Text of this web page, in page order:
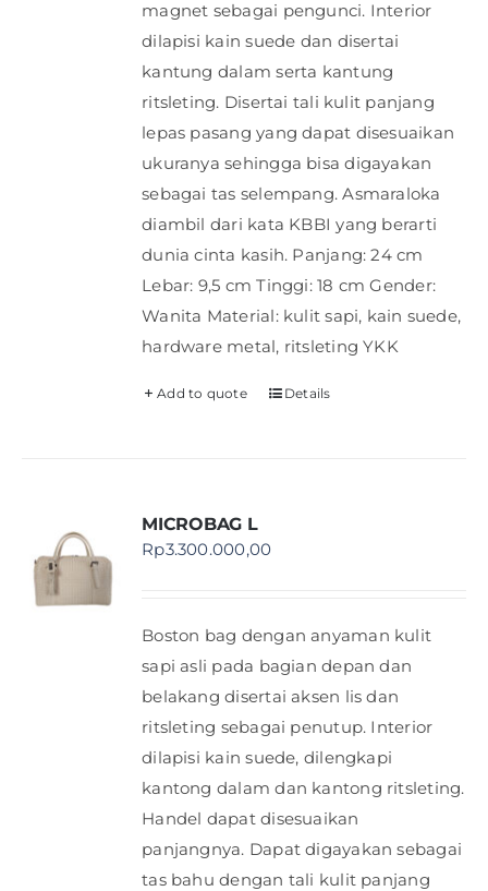
magnet sebagai pengunci. Interior
dilapisi kain suede dan disertai
kantung dalam serta kantung
ritsleting. Disertai tali kulit panjang
lepas pasang yang dapat disesuaikan
ukuranya sehingga bisa digayakan
sebagai tas selempang. Asmaraloka
diambil dari kata KBBI yang berarti
dunia cinta kasih. Panjang: 24 cm
Lebar: 9,5 cm Tinggi: 18 cm Gender:
Wanita Material: kulit sapi, kain suede,
hardware metal, ritsleting YKK
Add to quote Details
MICROBAG L
Rp3.300.000,00
Boston bag dengan anyaman kulit
sapi asli pada bagian depan dan
belakang disertai aksen lis dan
ritsleting sebagai penutup. Interior
dilapisi kain suede, dilengkapi
kantong dalam dan kantong ritsleting.
Handel dapat disesuaikan
panjangnya. Dapat digayakan sebagai
tas bahu dengan tali kulit panjang